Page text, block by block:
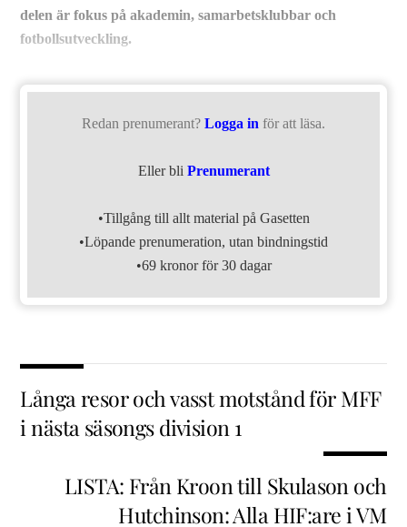
delen är fokus på akademin, samarbetsklubbar och
fotbollsutveckling.
Redan prenumerant? Logga in för att läsa.
Eller bli Prenumerant
•Tillgång till allt material på Gasetten
•Löpande prenumeration, utan bindningstid
•69 kronor för 30 dagar
Långa resor och vasst motstånd för MFF
i nästa säsongs division 1
LISTA: Från Kroon till Skulason och
Hutchinson: Alla HIF:are i VM